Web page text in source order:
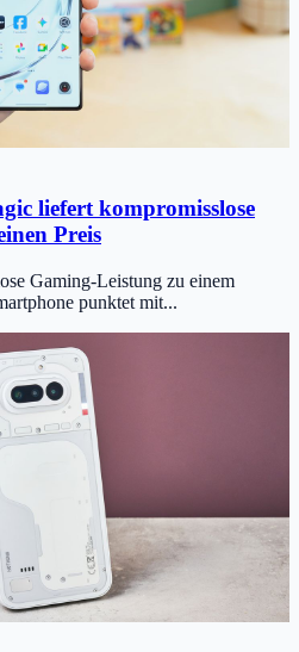
liefert kompromisslose
Preis
Gaming-Leistung zu einem
punktet mit...